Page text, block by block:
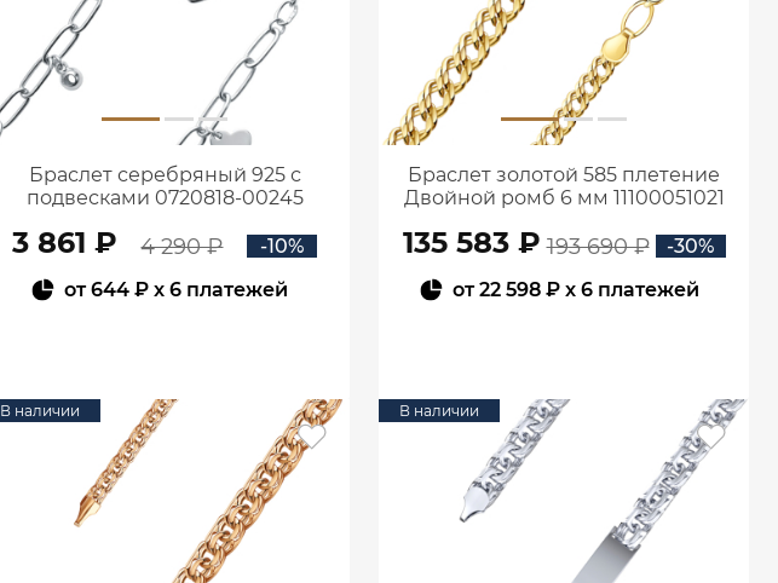
Браслет серебряный 925 с
подвесками 0720818-00245
3 861 ₽ 4 290 ₽
-10%
от644 ₽ x 6 платежей
Браслет золотой 585 плетение
Двойной ромб 6 мм 11100051021
135 583 ₽ 193 690 ₽
-30%
от22 598 ₽x 6 платежей
В наличии В наличии